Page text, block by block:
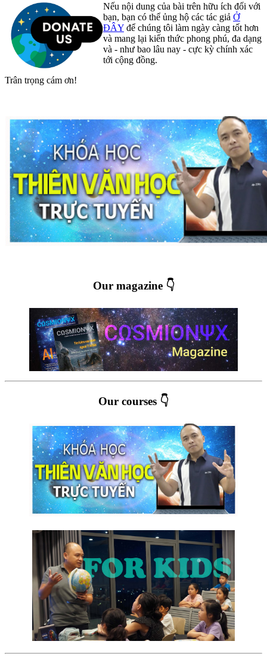
Nếu nội dung của bài trên hữu ích đối với
bạn, bạn có thể ủng hộ các tác giả Ở
ĐÂY để chúng tôi làm ngày càng tốt hơn
và mang lại kiến thức phong phú, đa dạng
và - như bao lâu nay - cực kỳ chính xác
tới cộng đồng.
Trân trọng cám ơn!
Our magazine 👇
Our courses 👇